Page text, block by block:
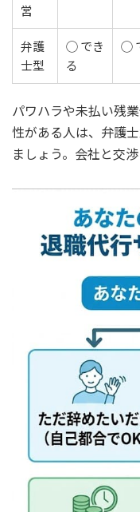
営
弁護
士型
◯ でき
る
◯
パワハラや未払い残
性がある人は、弁護
ましょう。会社と交